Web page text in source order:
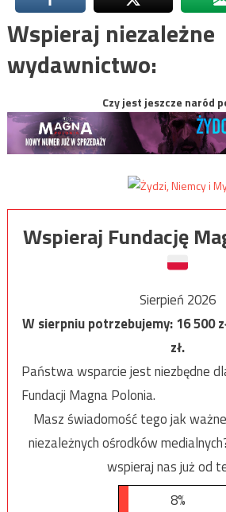
Wspieraj niezależne
wydawnictwo:
Czy jest jeszcze naród
Wspieraj Fundację
Sierpień 2026
W sierpniu potrzebujemy:16 500
zł.
Państwa wsparcie jest niezbędne
Fundacji Magna Polonia.
Masz świadomość tego jak
niezależnych ośrodków
wspieraj nas już od
8%